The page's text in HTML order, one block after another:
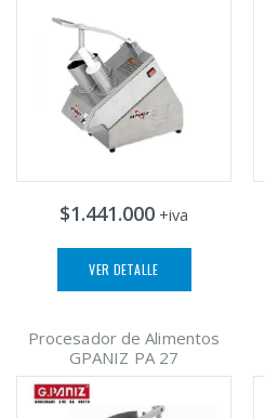
$1.441.000 +iva
VER DETALLE
Procesador de Alimentos
GPANIZ PA 27